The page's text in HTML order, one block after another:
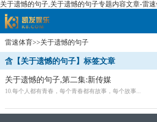
关于遗憾的句子,关于遗憾的句子专题内容文章-雷速
速体育
雷速体育>>关于遗憾的句子
含【关于遗憾的句子】标签文章
关于遗憾的句子,第二集:新传媒
10.每个人都有青春，每个青春都有故事，每个故事...